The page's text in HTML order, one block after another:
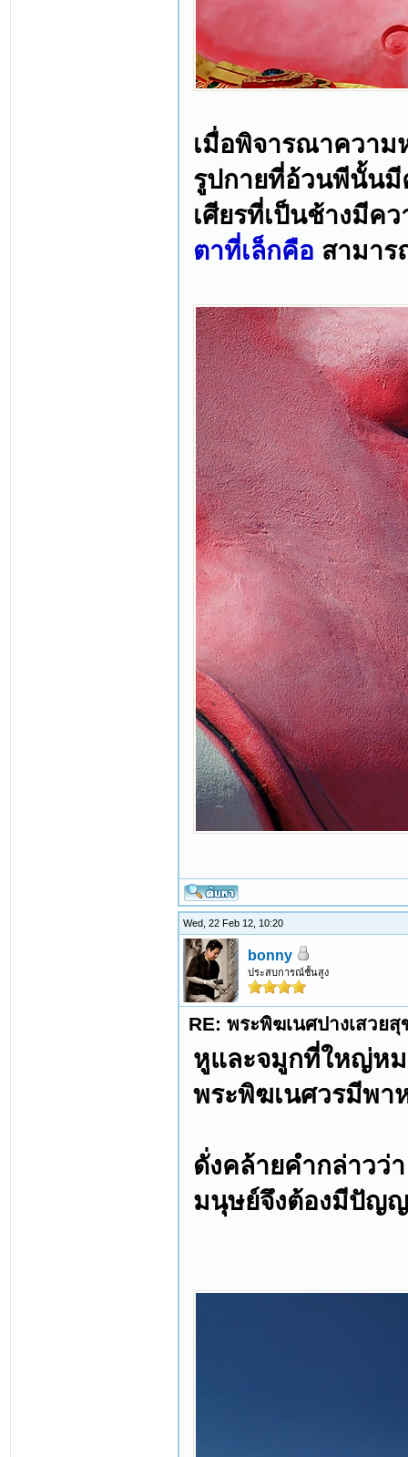
เมื่อพิจารณาควา
รูปกายที่อ้วนพีนั้น
เศียรที่เป็นช้างมีค
ตาที่เล็กคือ สามาร
Wed, 22 Feb 12, 10:20
bonny
ประสบการณ์ชั้นสูง
RE: พระพิฆเนศปางเสวย
หูและจมูกที่ใหญ่ห
พระพิฆเนศวรมีพา
ดั่งคล้ายคำกล่าวว่า
มนุษย์จึงต้องมีปัญญ